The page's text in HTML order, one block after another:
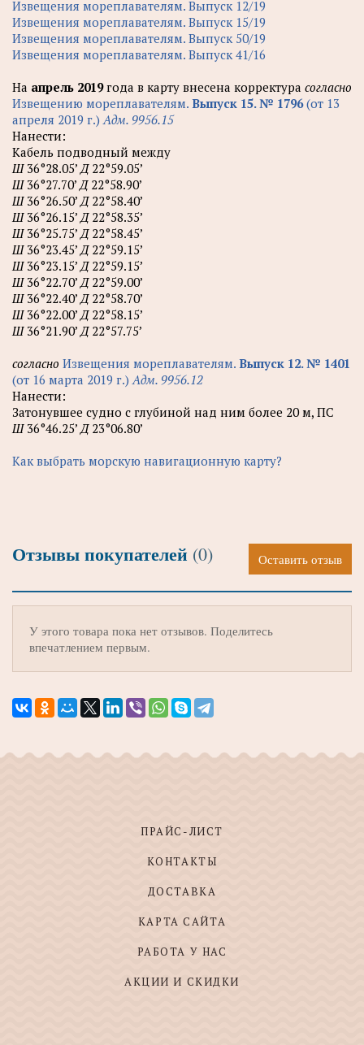
Извещения мореплавателям. Выпуск 12/19
Извещения мореплавателям. Выпуск 15/19
Извещения мореплавателям. Выпуск 50/19
Извещения мореплавателям. Выпуск 41/16
На апрель 2019года в карту внесена корректура согласно
Извещению мореплавателям. Выпуск 15. № 1796(от 13
апреля 2019 г.)Адм. 9956.15
Нанести:
Кабель подводный между
Ш36°28.05’Д22°59.05’
Ш36°27.70’Д22°58.90’
Ш36°26.50’Д22°58.40’
Ш36°26.15’Д22°58.35’
Ш36°25.75’Д22°58.45’
Ш36°23.45’Д22°59.15’
Ш36°23.15’Д22°59.15’
Ш36°22.70’Д22°59.00’
Ш36°22.40’Д22°58.70’
Ш36°22.00’Д22°58.15’
Ш36°21.90’Д22°57.75’
согласно Извещения мореплавателям. Выпуск 12. № 1401
(от 16 марта 2019 г.)Адм. 9956.12
Нанести:
Затонувшее судно с глубиной над ним более 20 м, ПС
Ш36°46.25’Д23°06.80’
Как выбрать морскую навигационную карту?
Отзывы покупателей (0) Оставить отзыв
У этого товара пока нет отзывов. Поделитесь
впечатлением первым.
ПРАЙС-ЛИСТ
КОНТАКТЫ
ДОСТАВКА
КАРТА САЙТА
РАБОТА У НАС
АКЦИИ И СКИДКИ